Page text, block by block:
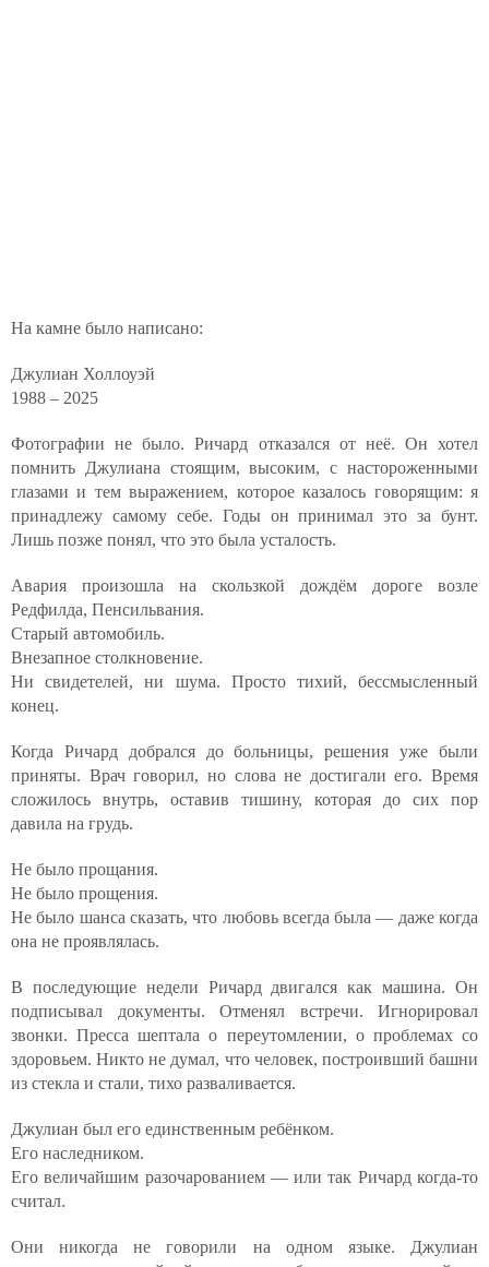
На камне было написано:
Джулиан Холлоуэй
1988 – 2025
Фотографии не было. Ричард отказался от неё. Он хотел
помнить Джулиана стоящим, высоким, с настороженными
глазами и тем выражением, которое казалось говорящим: я
принадлежу самому себе. Годы он принимал это за бунт.
Лишь позже понял, что это была усталость.
Авария произошла на скользкой дождём дороге возле
Редфилда, Пенсильвания.
Старый автомобиль.
Внезапное столкновение.
Ни свидетелей, ни шума. Просто тихий, бессмысленный
конец.
Когда Ричард добрался до больницы, решения уже были
приняты. Врач говорил, но слова не достигали его. Время
сложилось внутрь, оставив тишину, которая до сих пор
давила на грудь.
Не было прощания.
Не было прощения.
Не было шанса сказать, что любовь всегда была — даже когда
она не проявлялась.
В последующие недели Ричард двигался как машина. Он
подписывал документы. Отменял встречи. Игнорировал
звонки. Пресса шептала о переутомлении, о проблемах со
здоровьем. Никто не думал, что человек, построивший башни
из стекла и стали, тихо разваливается.
Джулиан был его единственным ребёнком.
Его наследником.
Его величайшим разочарованием — или так Ричард когда-то
считал.
Они никогда не говорили на одном языке. Джулиан